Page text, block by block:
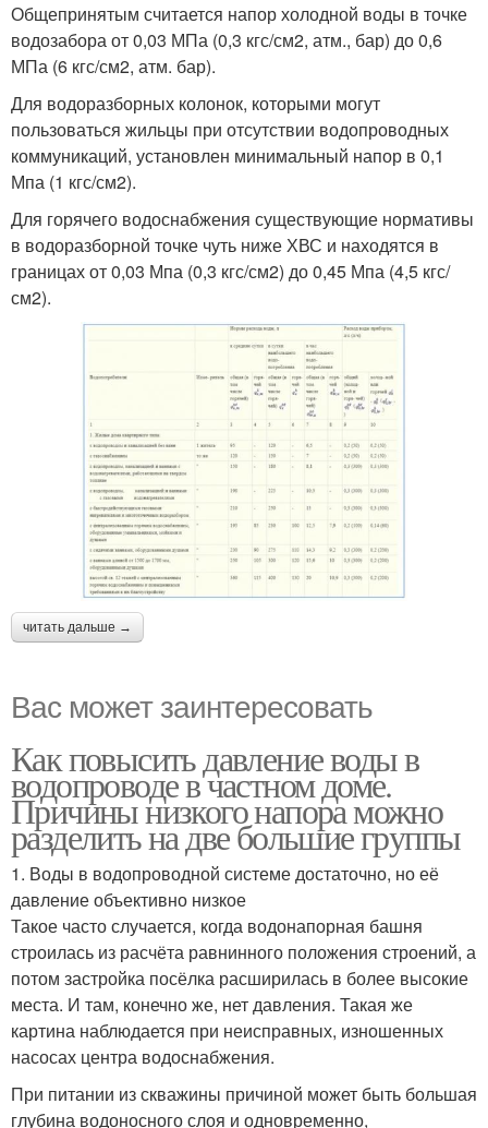
Общепринятым считается напор холодной воды в точке
водозабора от 0,03 МПа (0,3 кгс/см2, атм., бар) до 0,6
МПа (6 кгс/см2, атм. бар).
Для водоразборных колонок, которыми могут
пользоваться жильцы при отсутствии водопроводных
коммуникаций, установлен минимальный напор в 0,1
Мпа (1 кгс/см2).
Для горячего водоснабжения существующие нормативы
в водоразборной точке чуть ниже ХВС и находятся в
границах от 0,03 Мпа (0,3 кгс/см2) до 0,45 Мпа (4,5 кгс/
см2).
читать дальше →
Вас может заинтересовать
Как повысить давление воды в
водопроводе в частном доме.
Причины низкого напора можно
разделить на две большие группы
1. Воды в водопроводной системе достаточно, но её
давление объективно низкое
Такое часто случается, когда водонапорная башня
строилась из расчёта равнинного положения строений, а
потом застройка посёлка расширилась в более высокие
места. И там, конечно же, нет давления. Такая же
картина наблюдается при неисправных, изношенных
насосах центра водоснабжения.
При питании из скважины причиной может быть большая
глубина водоносного слоя и одновременно,